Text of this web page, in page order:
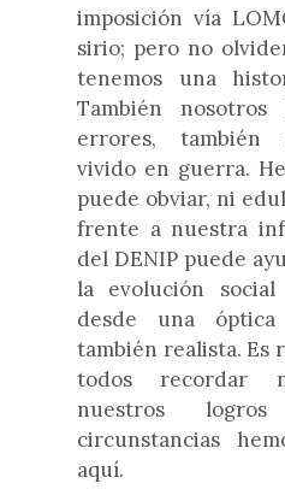
imposición vía
sirio; pero no
tenemos una
También nosotros
errores, también
vivido en guerra.
puede obviar, ni
frente a nuestra
del DENIP puede
la evolución
desde una
también realista. Es
todos recordar
nuestros
circunstancias
aquí.